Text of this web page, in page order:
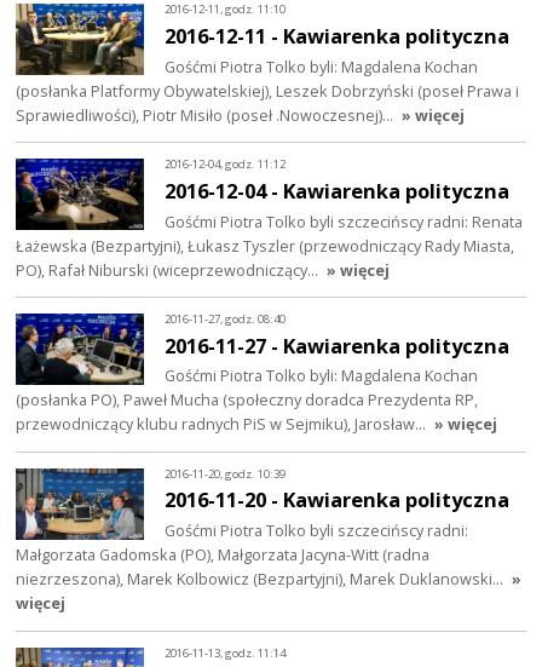
2016-12-11, godz. 11:10
2016-12-11 - Kawiarenka polityczna
Gośćmi Piotra Tolko byli: Magdalena Kochan
(posłanka Platformy Obywatelskiej), Leszek Dobrzyński (poseł Prawa i
Sprawiedliwości), Piotr Misiło (poseł .Nowoczesnej)… » więcej
2016-12-04, godz. 11:12
2016-12-04 - Kawiarenka polityczna
Gośćmi Piotra Tolko byli szczecińscy radni: Renata
Łażewska (Bezpartyjni), Łukasz Tyszler (przewodniczący Rady Miasta,
PO), Rafał Niburski (wiceprzewodniczący… » więcej
2016-11-27, godz. 08:40
2016-11-27 - Kawiarenka polityczna
Gośćmi Piotra Tolko byli: Magdalena Kochan
(posłanka PO), Paweł Mucha (społeczny doradca Prezydenta RP,
przewodniczący klubu radnych PiS w Sejmiku), Jarosław… » więcej
2016-11-20, godz. 10:39
2016-11-20 - Kawiarenka polityczna
Gośćmi Piotra Tolko byli szczecińscy radni:
Małgorzata Gadomska (PO), Małgorzata Jacyna-Witt (radna
niezrzeszona), Marek Kolbowicz (Bezpartyjni), Marek Duklanowski… »
więcej
2016-11-13, godz. 11:14